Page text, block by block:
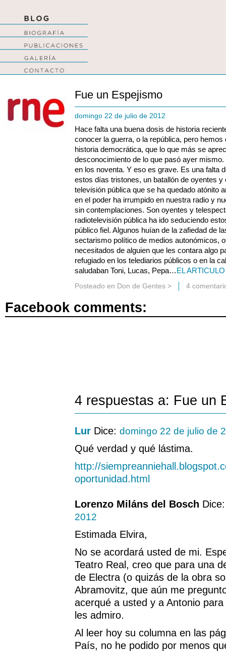
Fue un Espejismo
domingo 22 de julio de 2012
Hace falta una buena dosis de historia
conocer la guerra, o la república, pero
historia democrática, que lo que más se
desconocimiento de lo que pasó ayer
en los noventa. Y eso es grave. Es una falta
estos días tristones, un batallón de oyentes
televisión pública que se ha quedado atónito
en el poder ha irrumpido en nuestra radio y
sin contemplaciones. Son oyentes y
radiotelevisión pública ha ido seduciendo
público fiel. Algunos huían de la zafiedad de
sectarismo político de medios autonómicos,
necesitados de alguien que les contara algo
refugiado en los telediarios públicos o en la
saludaban Toni, Lucas, Pepa…EL
Posteado en Don de Gentes > 4
Facebook comments:
4 respuestas a: Fue un
Lur Dice: domingo 22 de julio de
Qué verdad y qué lástima.
http://
oportunidad.html
Lorenzo Miláns del Bosch
2012
Estimada Elvira,
No se acordará usted de mi.
Teatro Real, creo que para una
de Electra (o quizás de la obra
Abramovitz, que aún me
acerqué a usted y a Antonio
les admiro.
Al leer hoy su columna en las
País, no he podido por menos